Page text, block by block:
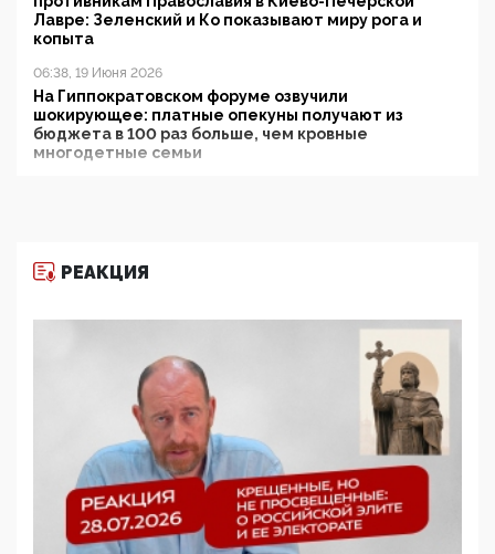
Лавре: Зеленский и Ко показывают миру рога и
копыта
06:38, 19 Июня 2026
На Гиппократовском форуме озвучили
шокирующее: платные опекуны получают из
бюджета в 100 раз больше, чем кровные
многодетные семьи
11:53, 09 Июня 2026
деятельность ИИТО ЮНЕСКО в России, но
цифроглобалисты продолжают определять
повестку в образовании
09:43, 01 Июня 2026
5G за счет здоровья граждан: Минцифры намерено
отобрать у регионов и муниципалитетов право
защищать жилые дома и социальные объекты от
05:58, 26 Мая 2026
Роскомнадзор освободили от борца с
РЕАКЦИЯ